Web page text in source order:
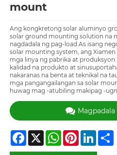
mount
Ang kongkretong solar aluminyo
solar ground mounting solution na
nagdadala ng pag-load.As isang
solar mounting system, ang
mga linya ng pabrika at
kalidad na produkto at
nakaranas na benta at teknikal na
mga pangangailangan sa solar
huwag mag -atubiling makipag -
Facebook
X WhatsAppPinterest